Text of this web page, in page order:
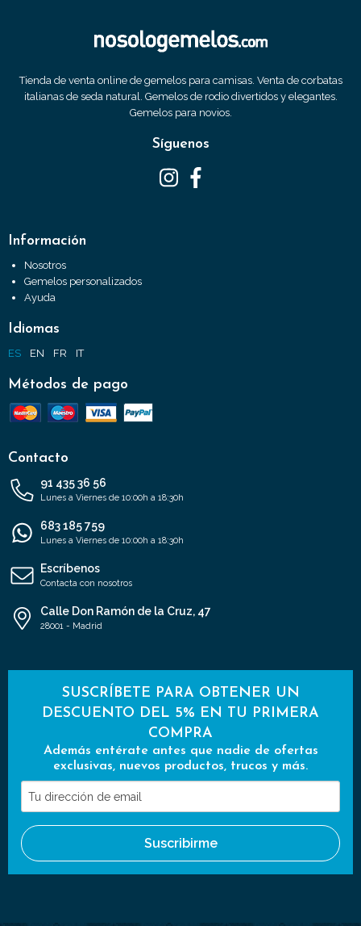
Tienda de venta online de gemelos para camisas. Venta de corbatas
italianas de seda natural. Gemelos de rodio divertidos y elegantes.
Gemelos para novios.
Síguenos
Información
Nosotros
Gemelos personalizados
Ayuda
Idiomas
ES EN FR IT
Métodos de pago
Contacto
91 435 36 56
Lunes a Viernes de 10:00h a 18:30h
683 185 759
Lunes a Viernes de 10:00h a 18:30h
Escríbenos
Contacta con nosotros
Calle Don Ramón de la Cruz, 47
28001 - Madrid
SUSCRÍBETE PARA OBTENER UN
DESCUENTO DEL 5% EN TU PRIMERA
COMPRA
Además entérate antes que nadie de ofertas
exclusivas, nuevos productos, trucos y más.
Tu
dirección
de
email
Suscribirme